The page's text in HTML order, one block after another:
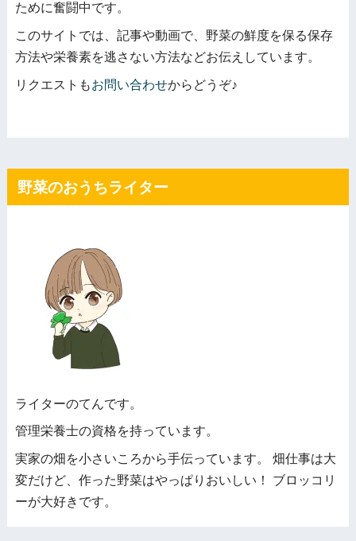
ために奮闘中です。
このサイトでは、記事や動画で、野菜の鮮度を保る保存
方法や栄養素を逃さない方法などお伝えしています。
リクエストもお問い合わせからどうぞ♪
野菜のおうちライター
ライターのてんです。
管理栄養士の資格を持っています。
実家の畑を小さいころから手伝っています。 畑仕事は大
変だけど、作った野菜はやっぱりおいしい！ ブロッコリ
ーが大好きです。